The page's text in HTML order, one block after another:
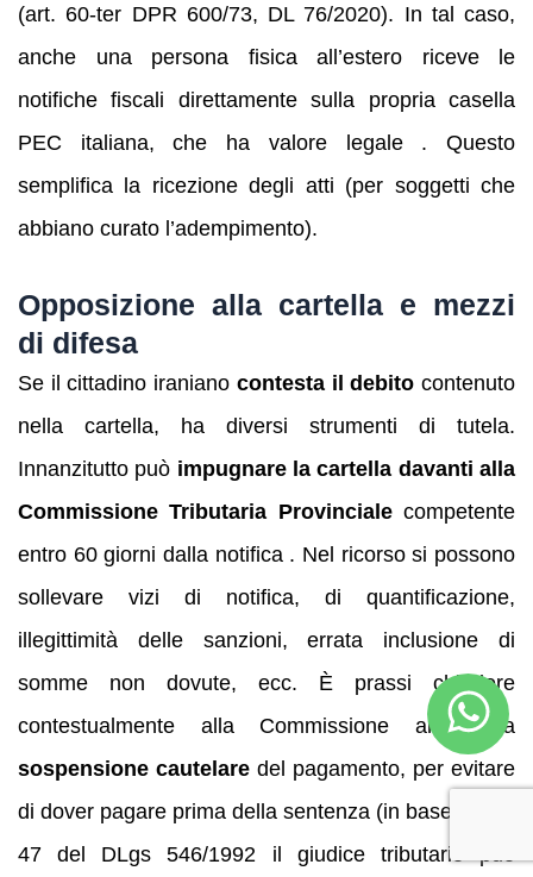
(art. 60-ter DPR 600/73, DL 76/2020). In tal caso,
anche una persona fisica all’estero riceve le
notifiche fiscali direttamente sulla propria casella
PEC italiana, che ha valore legale . Questo
semplifica la ricezione degli atti (per soggetti che
abbiano curato l’adempimento).
Opposizione alla cartella e mezzi
di difesa
Se il cittadino iraniano contesta il debito contenuto
nella cartella, ha diversi strumenti di tutela.
Innanzitutto può impugnare la cartella davanti alla
Commissione Tributaria Provincialecompetente
entro 60 giorni dalla notifica . Nel ricorso si possono
sollevare vizi di notifica, di quantificazione,
illegittimità delle sanzioni, errata inclusione di
somme non dovute, ecc. È prassi chiedere
contestualmente alla Commissione anche la
sospensione cautelare del pagamento, per evitare
di dover pagare prima della sentenza (in base all’art.
47 del DLgs 546/1992 il giudice tributario può